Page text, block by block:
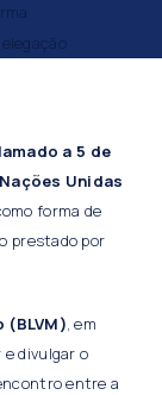
a 5 de
Unidas
forma de
prestado por
(BLVM), em
e divulgar o
entre a